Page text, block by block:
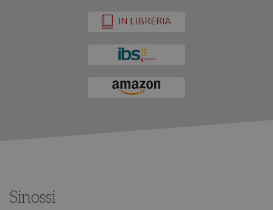
IN LIBRERIA
Sinossi